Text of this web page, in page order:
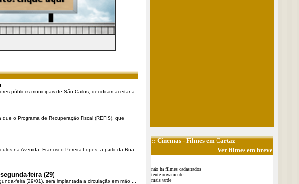
públicos municipais de São Carlos, decidiram aceitar a
o Programa de Recuperação Fiscal (REFIS), que
na Avenida Francisco Pereira Lopes, a partir da Rua
feira (29)
feira (29/01), será implantada a circulação em mão ...
::Cinemas- Filmes em Cartaz
Ver filmes em breve
não há filmes cadastrados
tente novamente
mais tarde